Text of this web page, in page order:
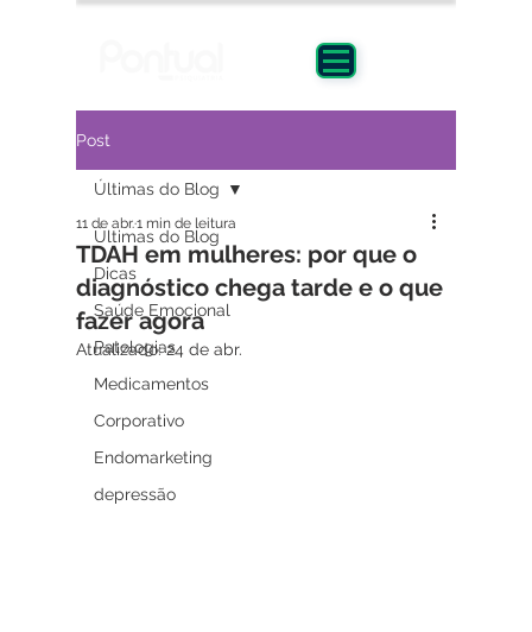
Post
Últimas do Blog
Dicas
Saúde Emocional
Patologias
Medicamentos
Corporativo
Endomarketing
depressão
Últimas do Blog
TDAH em mulheres: por que o
diagnóstico chega tarde e o que
fazer agora
11 de abr.1 min de leitura
Atualizado:24 de abr.